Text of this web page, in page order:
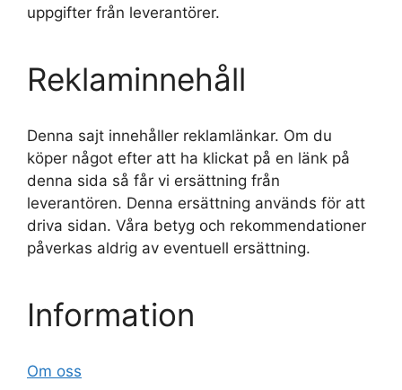
uppgifter från leverantörer.
Reklaminnehåll
Denna sajt innehåller reklamlänkar. Om du
köper något efter att ha klickat på en länk på
denna sida så får vi ersättning från
leverantören. Denna ersättning används för att
driva sidan. Våra betyg och rekommendationer
påverkas aldrig av eventuell ersättning.
Information
Om oss